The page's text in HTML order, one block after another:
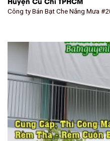
Công ty Bán Bạt Che Nắng Mưa